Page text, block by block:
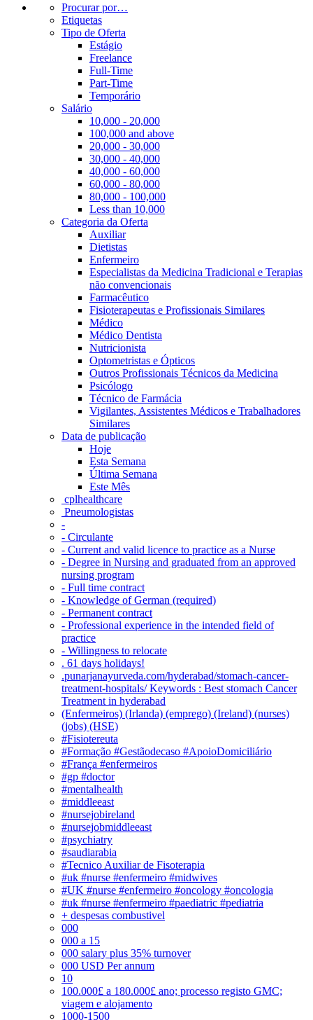
Procurar por…
Etiquetas
Tipo de Oferta
Estágio
Freelance
Full-Time
Part-Time
Temporário
Salário
10,000 - 20,000
100,000 and above
20,000 - 30,000
30,000 - 40,000
40,000 - 60,000
60,000 - 80,000
80,000 - 100,000
Less than 10,000
Categoria da Oferta
Auxiliar
Dietistas
Enfermeiro
Especialistas da Medicina Tradicional e Terapias
não convencionais
Farmacêutico
Fisioterapeutas e Profissionais Similares
Médico
Médico Dentista
Nutricionista
Optometristas e Ópticos
Outros Profissionais Técnicos da Medicina
Psicólogo
Técnico de Farmácia
Vigilantes, Assistentes Médicos e Trabalhadores
Similares
Data de publicação
Hoje
Esta Semana
Última Semana
Este Mês
‎ cplhealthcare‬
Pneumologistas
-
- Circulante
- Current and valid licence to practice as a Nurse
- Degree in Nursing and graduated from an approved
nursing program
- Full time contract
- Knowledge of German (required)
- Permanent contract
- Professional experience in the intended field of
practice
- Willingness to relocate
. 61 days holidays!
.punarjanayurveda.com/hyderabad/stomach-cancer-
treatment-hospitals/ Keywords : Best stomach Cancer
Treatment in hyderabad
(Enfermeiros) (Irlanda) (emprego) (Ireland) (nurses)
(jobs) (HSE)
#Fisiotereuta
#Formação #Gestãodecaso #ApoioDomiciliário
#França #enfermeiros
#gp #doctor
#mentalhealth
#middleeast
#nursejobireland
#nursejobmiddleeast
#psychiatry
#saudiarabia
#Tecnico Auxiliar de Fisoterapia
#uk #nurse #enfermeiro #midwives
#UK #nurse #enfermeiro #oncology #oncologia
#uk #nurse #enfermeiro #paediatric #pediatria
+ despesas combustivel
000
000 a 15
000 salary plus 35% turnover
000 USD Per annum
10
100.000£ a 180.000£ ano; processo registo GMC;
viagem e alojamento
1000-1500